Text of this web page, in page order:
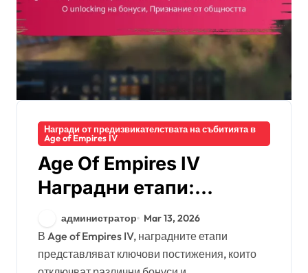
Награди от предизвикателствата на събитията в
Age of Empires IV
Age Of Empires IV
Наградни етапи:
Проследяване на
постижения, О
unlocking на бонуси,
администратор Mar 13, 2026
В Age of Empires IV, наградните етапи
представляват ключови постижения, които